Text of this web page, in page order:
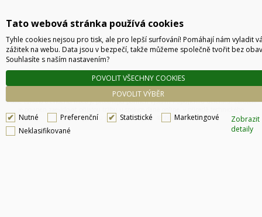
Technické řešení © 2026 CyberSoft s.r.o.
Podle zákona o evidenci tržeb je prodávající povinen vystavit kupujícímu účtenku. Zároveň
výpadku pak nejpozději do 48 hodin.
Tato webová stránka používá cookies
Tyhle cookies nejsou pro tisk, ale pro lepší surfování! Pomáhají nám vyladit
zážitek na webu. Data jsou v bezpečí, takže můžeme společně tvořit bez
Souhlasíte s naším nastavením?
POVOLIT VÝBĚR
POVOLIT VŠECHNY COOKIES
Nutné Preferenční Statistické
Marketingové
Neklasifikované
Zobrazit
detaily